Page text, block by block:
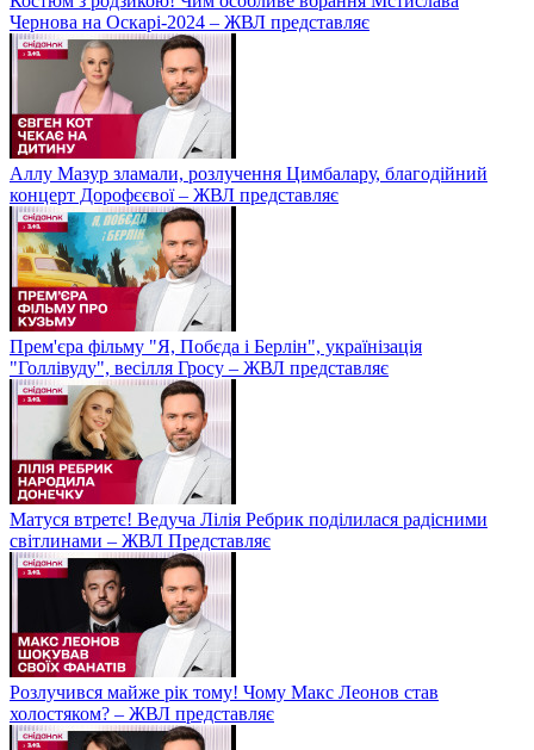
Чернова на Оскарі-2024 – ЖВЛ представляє
Аллу Мазур зламали, розлучення Цимбалару, благодійний
концерт Дорофєєвої – ЖВЛ представляє
Прем'єра фільму "Я, Побєда і Берлін", українізація
"Голлівуду", весілля Гросу – ЖВЛ представляє
Матуся втретє! Ведуча Лілія Ребрик поділилася радісними
світлинами – ЖВЛ Представляє
Розлучився майже рік тому! Чому Макс Леонов став
холостяком? – ЖВЛ представляє